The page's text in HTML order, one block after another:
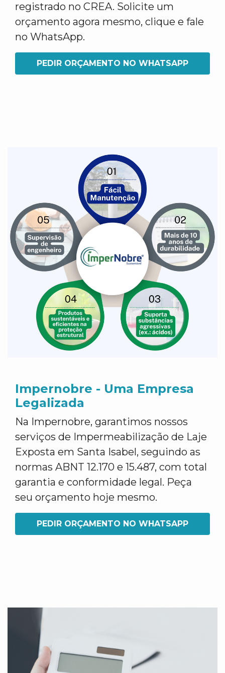
registrado no CREA. Solicite um
orçamento agora mesmo, clique e fale
no WhatsApp.
PEDIR ORÇAMENTO NO WHATSAPP
Impernobre - Uma Empresa
Legalizada
Na Impernobre, garantimos nossos
serviços de Impermeabilização de Laje
Exposta em Santa Isabel, seguindo as
normas ABNT 12.170 e 15.487, com total
garantia e conformidade legal. Peça
seu orçamento hoje mesmo.
PEDIR ORÇAMENTO NO WHATSAPP